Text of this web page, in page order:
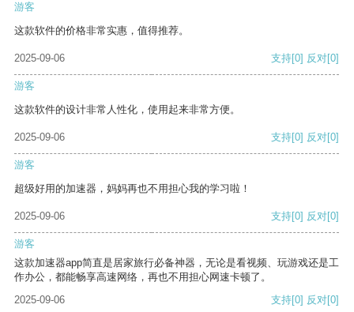
游客
这款软件的价格非常实惠，值得推荐。
2025-09-06 支持[0] 反对[0]
游客
这款软件的设计非常人性化，使用起来非常方便。
2025-09-06 支持[0] 反对[0]
游客
超级好用的加速器，妈妈再也不用担心我的学习啦！
2025-09-06 支持[0] 反对[0]
游客
这款加速器app简直是居家旅行必备神器，无论是看视频、玩游戏还是工
作办公，都能畅享高速网络，再也不用担心网速卡顿了。
2025-09-06
支持[0] 反对[0]